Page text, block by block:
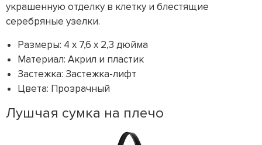
украшенную отделку в клетку и блестящие
серебряные узелки.
Размеры: 4 x 7,6 x 2,3 дюйма
Материал: Акрил и пластик
Застежка: Застежка-лифт
Цвета: Прозрачный
Лушчая сумка на плечо